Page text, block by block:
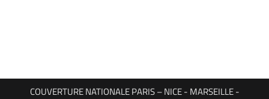
COUVERTURE NATIONALE PARIS – NICE - MARSEILLE -